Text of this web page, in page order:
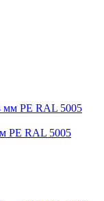
PE RAL 5005